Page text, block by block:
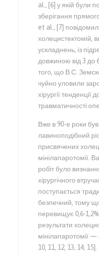
al., [6] у якій були
зберігання
et al., [7]
холецистектомій,
ускладнень, із
довжиною від 3 до
того, що В.С.
чуйно уловили
хірургії тенденції
травматичності
Вже в 90-е роки
лавиноподібний
присвячених
мінілапаротомії.
робіт було
хірургічного
поступається
безпечний, тому
перевищує 0,6-
результати
мінілапаротомії
10, 11, 12, 13, 14, 15].